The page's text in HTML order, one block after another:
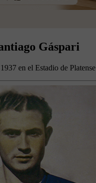
Gáspari
en el Estadio de Platense